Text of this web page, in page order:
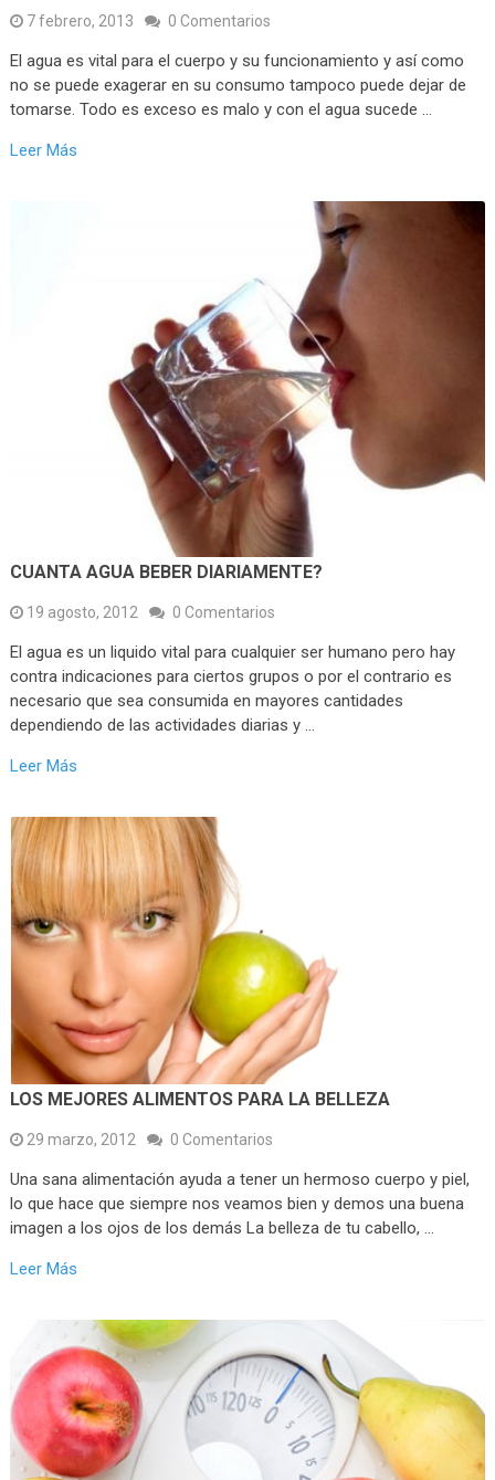
7 febrero, 2013 0 Comentarios
El agua es vital para el cuerpo y su funcionamiento y así como
no se puede exagerar en su consumo tampoco puede dejar de
tomarse. Todo es exceso es malo y con el agua sucede …
Leer Más
CUANTA AGUA BEBER DIARIAMENTE?
19 agosto, 2012 0 Comentarios
El agua es un liquido vital para cualquier ser humano pero hay
contra indicaciones para ciertos grupos o por el contrario es
necesario que sea consumida en mayores cantidades
dependiendo de las actividades diarias y …
Leer Más
LOS MEJORES ALIMENTOS PARA LA BELLEZA
29 marzo, 2012 0 Comentarios
Una sana alimentación ayuda a tener un hermoso cuerpo y piel,
lo que hace que siempre nos veamos bien y demos una buena
imagen a los ojos de los demás La belleza de tu cabello, …
Leer Más